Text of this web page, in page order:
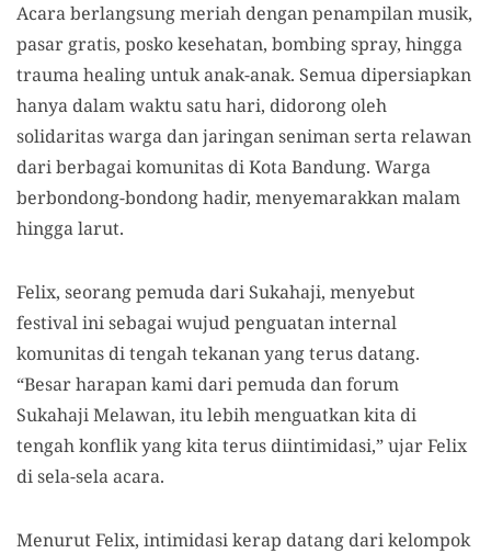
Acara berlangsung meriah dengan penampilan musik,
pasar gratis, posko kesehatan, bombing spray, hingga
trauma healing untuk anak-anak. Semua dipersiapkan
hanya dalam waktu satu hari, didorong oleh
solidaritas warga dan jaringan seniman serta relawan
dari berbagai komunitas di Kota Bandung. Warga
berbondong-bondong hadir, menyemarakkan malam
hingga larut.
Felix, seorang pemuda dari Sukahaji, menyebut
festival ini sebagai wujud penguatan internal
komunitas di tengah tekanan yang terus datang.
“Besar harapan kami dari pemuda dan forum
Sukahaji Melawan, itu lebih menguatkan kita di
tengah konflik yang kita terus diintimidasi,” ujar Felix
di sela-sela acara.
Menurut Felix, intimidasi kerap datang dari kelompok